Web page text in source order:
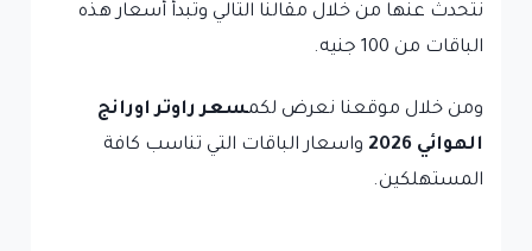
نتحدث عنها من خلال مقالنا التالي وتبدأ أسعار هذه
الباقات من 100 جنيه.
ومن خلال موقعنا نعرض لكمسعر راوتر اورانج
الهوائي 2026
واسعار الباقات التي تناسب كافة
المستهلكين.